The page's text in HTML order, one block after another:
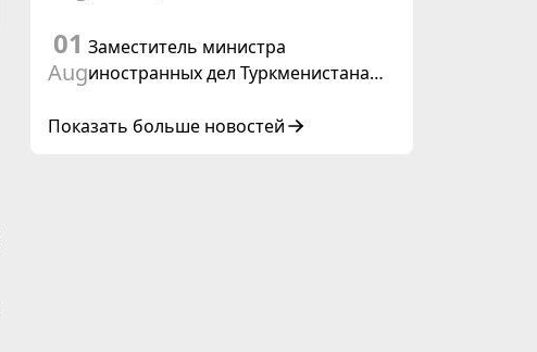
инициированной Туркменистаном
01
Aug
Заместитель министра
иностранных дел Туркменистана
старших должностных лиц Форума
Показать больше новостей